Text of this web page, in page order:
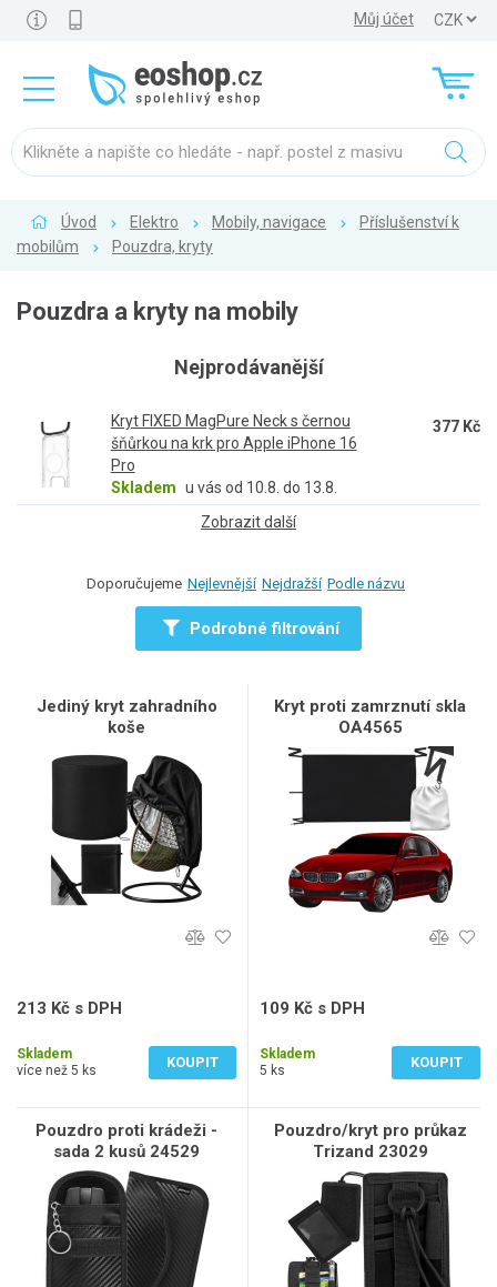
Můj účet
Úvod Elektro Mobily, navigace
Příslušenství k
mobilům
Pouzdra, kryty
Pouzdra a kryty na mobily
Nejprodávanější
Kryt FIXED MagPure Neck s černou
šňůrkou na krk pro Apple iPhone 16
Pro
Skladem u vás od 10.8. do 13.8.
377 Kč
Zobrazit další
Doporučujeme Nejlevnější Nejdražší Podle názvu
Podrobné filtrování
Jediný kryt zahradního
koše
213 Kč s DPH
Skladem
více než 5 ks
KOUPIT
Kryt proti zamrznutí skla
OA4565
109 Kč s DPH
Skladem
5 ks
KOUPIT
Pouzdro proti krádeži -
sada 2 kusů 24529
Pouzdro/kryt pro průkaz
Trizand 23029